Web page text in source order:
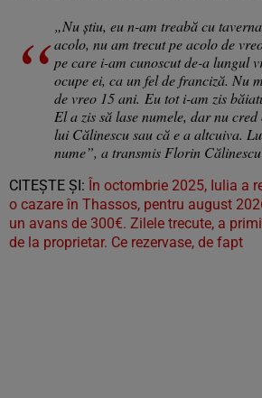
„Nu știu, eu n-am treabă cu
acolo, nu am trecut pe acolo de
pe care i-am cunoscut de-a lungul
ocupe ei, ca un fel de franciză. Nu
de vreo 15 ani. Eu tot i-am zis
El a zis să lase numele, dar nu
lui Călinescu sau că e a altcuiva.
nume”, a transmis Florin
CITEȘTE ȘI: În octombrie 2025, Iulia a
o cazare în Thassos, pentru august
un avans de 300€. Zilele trecute, a
de la proprietar. Ce rezervase, de fapt